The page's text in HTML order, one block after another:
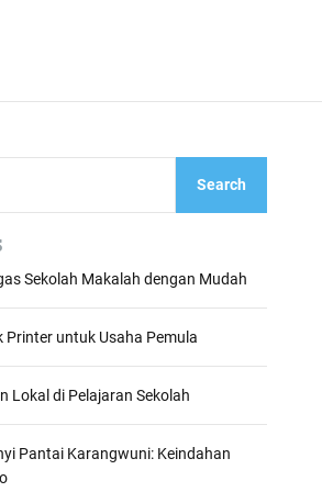
Search
Sekolah Makalah dengan Mudah
Printer untuk Usaha Pemula
Lokal di Pelajaran Sekolah
Pantai Karangwuni: Keindahan